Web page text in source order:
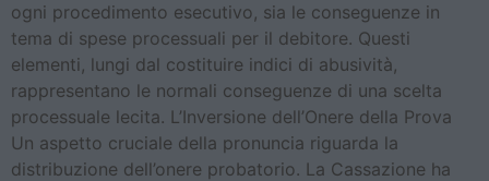
ogni procedimento esecutivo, sia le conseguenze in
tema di spese processuali per il debitore. Questi
elementi, lungi dal costituire indici di abusività,
rappresentano le normali conseguenze di una scelta
processuale lecita. L’Inversione dell’Onere della Prova
Un aspetto cruciale della pronuncia riguarda la
distribuzione dell’onere probatorio. La Cassazione ha